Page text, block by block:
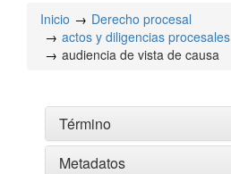
Inicio
Derecho procesal
actos y diligencias procesales
audiencia de vista de causa
Término
Metadatos